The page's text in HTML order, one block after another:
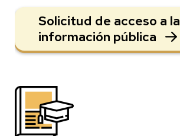
Solicitud de acceso a la
información pública